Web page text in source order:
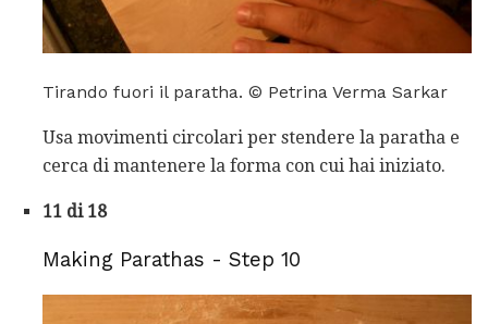
Tirando fuori il paratha. © Petrina Verma Sarkar
Usa movimenti circolari per stendere la paratha e
cerca di mantenere la forma con cui hai iniziato.
11 di 18
Making Parathas - Step 10